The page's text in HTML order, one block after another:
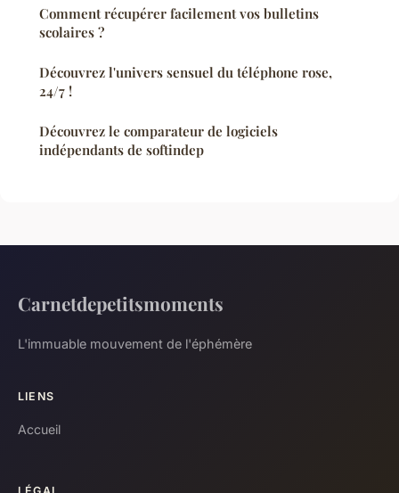
Comment récupérer facilement vos bulletins
scolaires ?
Découvrez l'univers sensuel du téléphone rose,
24/7 !
Découvrez le comparateur de logiciels
indépendants de softindep
Carnetdepetitsmoments
L'immuable mouvement de l'éphémère
LIENS
Accueil